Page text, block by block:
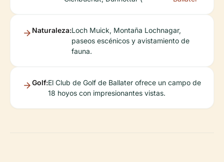
Naturaleza:Loch Muick, Montaña Lochnagar,
paseos escénicos y avistamiento de
fauna.
Golf:El Club de Golf de Ballater ofrece un campo de
18 hoyos con impresionantes vistas.